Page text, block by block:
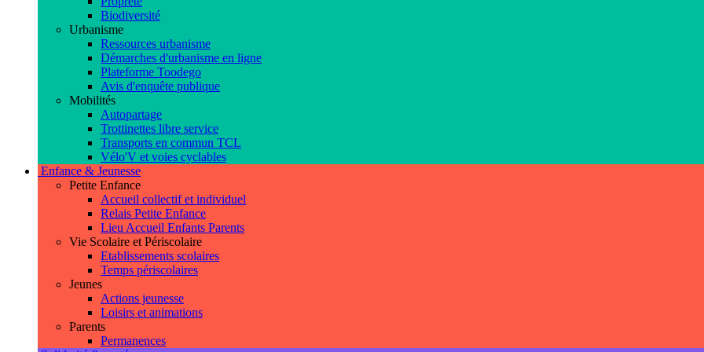
Biodiversité
Urbanisme
Ressources urbanisme
Démarches d'urbanisme en ligne
Plateforme Toodego
Avis d'enquête publique
Mobilités
Autopartage
Trottinettes libre service
Transports en commun TCL
Vélo'V et voies cyclables
Enfance & Jeunesse
Petite Enfance
Accueil collectif et individuel
Relais Petite Enfance
Lieu Accueil Enfants Parents
Vie Scolaire et Périscolaire
Etablissements scolaires
Temps périscolaires
Jeunes
Actions jeunesse
Loisirs et animations
Parents
Permanences